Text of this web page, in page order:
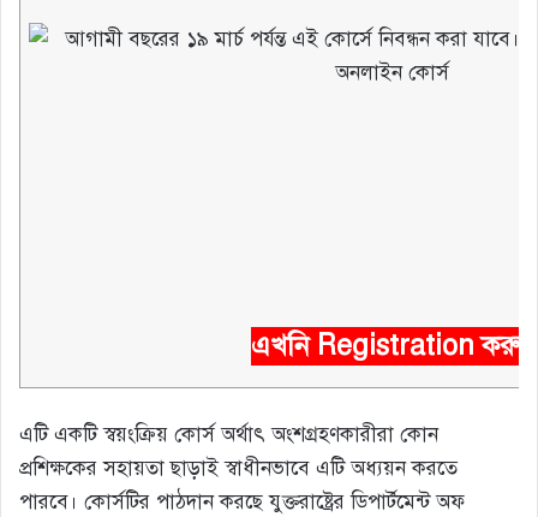
এখনি Registration করুন
এটি একটি স্বয়ংক্রিয় কোর্স অর্থাৎ অংশগ্রহণকারীরা কোন
প্রশিক্ষকের সহায়তা ছাড়াই স্বাধীনভাবে এটি অধ্যয়ন করতে
পারবে। কোর্সটির পাঠদান করছে যুক্তরাষ্ট্রের ডিপার্টমেন্ট অফ